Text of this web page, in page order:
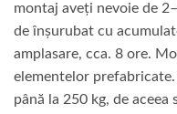
montaj aveți nevoie de
de înșurubat cu
amplasare, cca. 8 ore.
elementelor
până la 250 kg, de